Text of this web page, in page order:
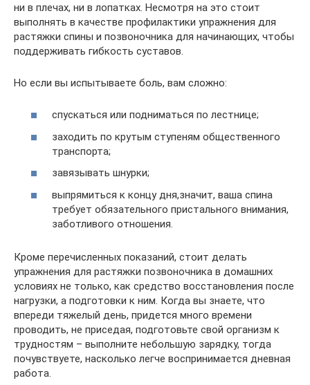
ни в плечах, ни в лопатках. Несмотря на это стоит
выполнять в качестве профилактики упражнения для
растяжки спины и позвоночника для начинающих, чтобы
поддерживать гибкость суставов.
Но если вы испытываете боль, вам сложно:
спускаться или подниматься по лестнице;
заходить по крутым ступеням общественного
транспорта;
завязывать шнурки;
выпрямиться к концу дня,значит, ваша спина
требует обязательного пристального внимания,
заботливого отношения.
Кроме перечисленных показаний, стоит делать
упражнения для растяжки позвоночника в домашних
условиях не только, как средство восстановления после
нагрузки, а подготовки к ним. Когда вы знаете, что
впереди тяжелый день, придется много времени
проводить, не приседая, подготовьте свой организм к
трудностям – выполните небольшую зарядку, тогда
почувствуете, насколько легче воспринимается дневная
работа.